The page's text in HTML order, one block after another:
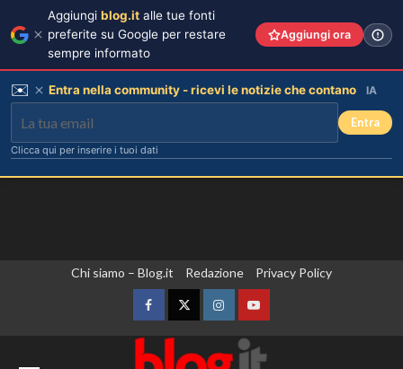
Chi siamo – Blog.it Redazione Privacy Policy
FacebookTwitterInstagramYouTube
Aggiungi blog.it alle tue fonti
preferite su Google per restare
sempre informato
Aggiungi ora
✉️ Entra nella community - ricevi le notizie che contano IA
Entra
Clicca qui per inserire i tuoi dati